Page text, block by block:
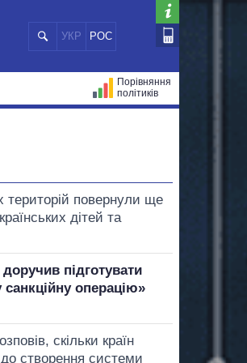
УКР РОС
Порівняння
політиків
територій повернули ще
дітей та
підготувати
санкційну операцію»
скільки країн
створення системи